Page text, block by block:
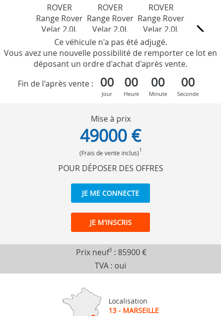
Ce véhicule n'a pas été adjugé.
Vous avez une nouvelle possibilité de remporter ce lot en
déposant un ordre d'achat d'après vente.
Fin de l'après vente :
00
Jour
00
Heure
00
Minute
00
Seconde
Mise à prix
49000 €
(Frais de vente inclus)1
POUR DÉPOSER DES OFFRES
JE ME CONNECTE
JE M'INSCRIS
Prix neuf3 : 85900 €
TVA : oui
Localisation
13 - MARSEILLE